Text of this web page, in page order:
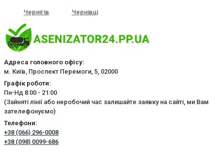
Чернігів Чернівці
Адреса головного офісу:
м. Київ, Проспект Перемоги, 5, 02000
Графік роботи:
Пн-Нд 8:00 - 21:00
(Зайняті лінії або неробочий час залишайте заявку на сайті, ми Вам
зателефонуємо)
Телефони:
+38 (066) 296-0008
+38 (098) 0099-686